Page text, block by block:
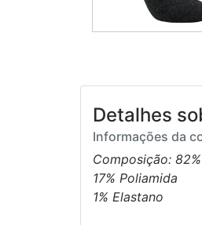
Detalhes
Informações da
Composição:
17% Poliamida
1% Elastano